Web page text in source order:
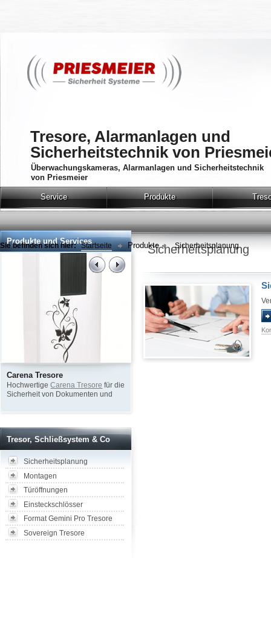
Tresore, Alarmanlagen und
Sicherheitstechnik von
Überwachungskameras, Alarmanlagen und Sicherheitstechnik
von Priesmeier
Sie befinden sich hier: Startseite Produkte Sicherheitsplanung
Service Produkte
Sicherheitsplanung
Produkte und Services
Carena Tresore
HochwertigeCarena Tresore für die
Sicherheit von Dokumenten und
Tresor, Schließsystem & Co
Sicherheitsplanung
Montagen
Türöffnungen
Einsteckschlösser
Format Gemini Pro Tresore
Sovereign Tresore